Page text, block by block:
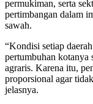
permukiman, serta
pertimbangan dalam
sawah.
“Kondisi setiap
pertumbuhan kotanya
agraris. Karena itu,
proporsional agar
jelasnya.